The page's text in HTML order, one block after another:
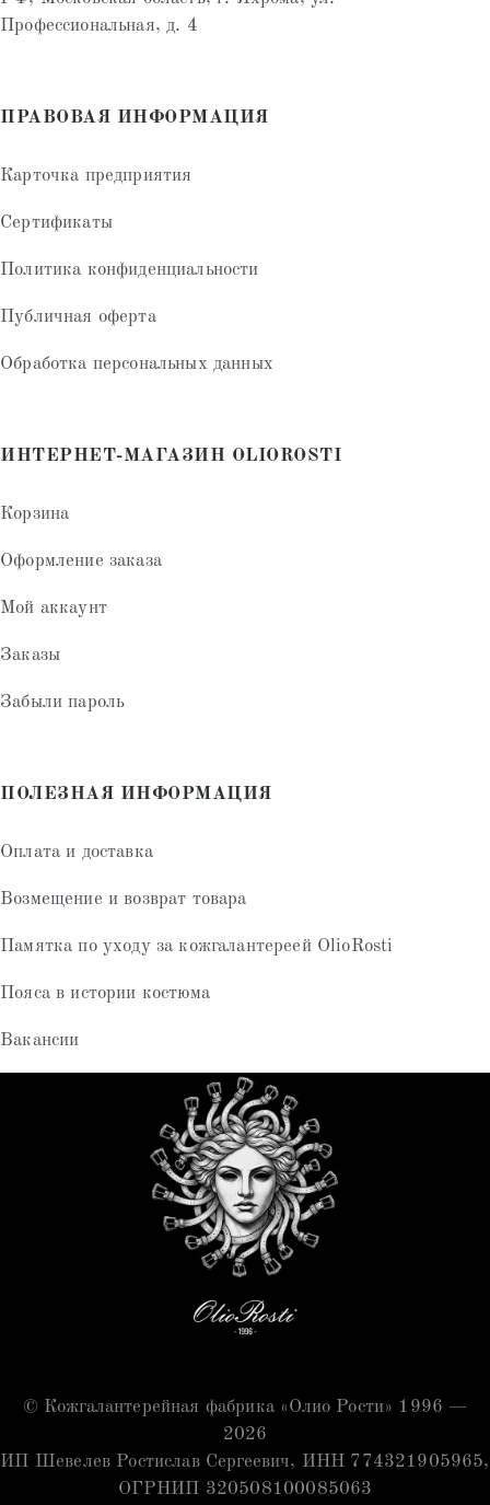
Профессиональная, д. 4
ПРАВОВАЯ ИНФОРМАЦИЯ
Карточка предприятия
Сертификаты
Политика конфиденциальности
Публичная оферта
Обработка персональных данных
ИНТЕРНЕТ-МАГАЗИН OLIOROSTI
Корзина
Оформление заказа
Мой аккаунт
Заказы
Забыли пароль
ПОЛЕЗНАЯ ИНФОРМАЦИЯ
Оплата и доставка
Возмещение и возврат товара
Памятка по уходу за кожгалантереей OlioRosti
Пояса в истории костюма
Вакансии
© Кожгалантерейная фабрика «Олио Рости» 1996 —
2026
ИП Шевелев Ростислав Сергеевич, ИНН 774321905965,
ОГРНИП 320508100085063